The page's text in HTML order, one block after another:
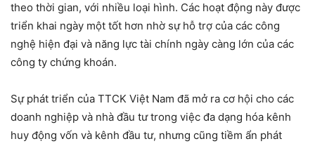
theo thời gian, với nhiều loại hình. Các hoạt động này được
triển khai ngày một tốt hơn nhờ sự hỗ trợ của các công
nghệ hiện đại và năng lực tài chính ngày càng lớn của các
công ty chứng khoán.
Sự phát triển của TTCK Việt Nam đã mở ra cơ hội cho các
doanh nghiệp và nhà đầu tư trong việc đa dạng hóa kênh
huy động vốn và kênh đầu tư, nhưng cũng tiềm ẩn phát